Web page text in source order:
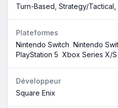
Turn-Based, Strategy/Tactical,
Plateformes
Nintendo Switch Nintendo
PlayStation 5 Xbox Series X/S
Développeur
Square Enix